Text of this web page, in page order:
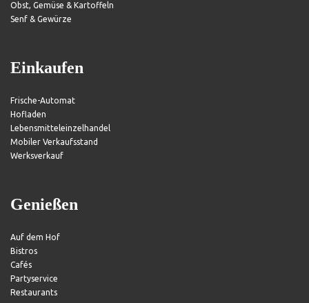
Obst, Gemüse & Kartoffeln
Senf & Gewürze
Einkaufen
Frische-Automat
Hofladen
Lebensmitteleinzelhandel
Mobiler Verkaufsstand
Werksverkauf
Genießen
Auf dem Hof
Bistros
Cafés
Partyservice
Restaurants